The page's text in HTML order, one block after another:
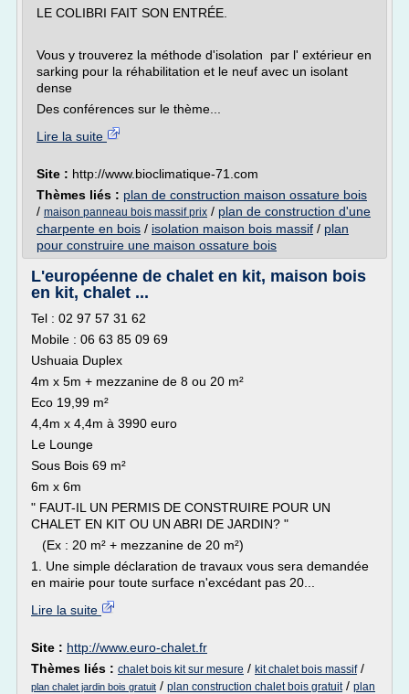
LE COLIBRI FAIT SON ENTRÉE.
Vous y trouverez la méthode d'isolation par l' extérieur en
sarking pour la réhabilitation et le neuf avec un isolant
dense
Des conférences sur le thème...
Lire la suite
Site : http://www.bioclimatique-71.com
Thèmes liés : plan de construction maison ossature bois
/ maison panneau bois massif prix / plan de construction d'une
charpente en bois / isolation maison bois massif / plan
pour construire une maison ossature bois
L'européenne de chalet en kit, maison bois
en kit, chalet ...
Tel : 02 97 57 31 62
Mobile : 06 63 85 09 69
Ushuaia Duplex
4m x 5m + mezzanine de 8 ou 20 m²
Eco 19,99 m²
4,4m x 4,4m à 3990 euro
Le Lounge
Sous Bois 69 m²
6m x 6m
" FAUT-IL UN PERMIS DE CONSTRUIRE POUR UN
CHALET EN KIT OU UN ABRI DE JARDIN? "
(Ex : 20 m² + mezzanine de 20 m²)
1. Une simple déclaration de travaux vous sera demandée
en mairie pour toute surface n'excédant pas 20...
Lire la suite
Site : http://www.euro-chalet.fr
Thèmes liés : chalet bois kit sur mesure / kit chalet bois massif/
plan chalet jardin bois gratuit / plan construction chalet bois gratuit/ plan